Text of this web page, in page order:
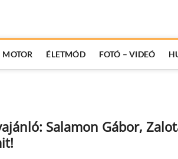
ÉLETMÓD FOTÓ – VIDEÓ
Salamon Gábor,